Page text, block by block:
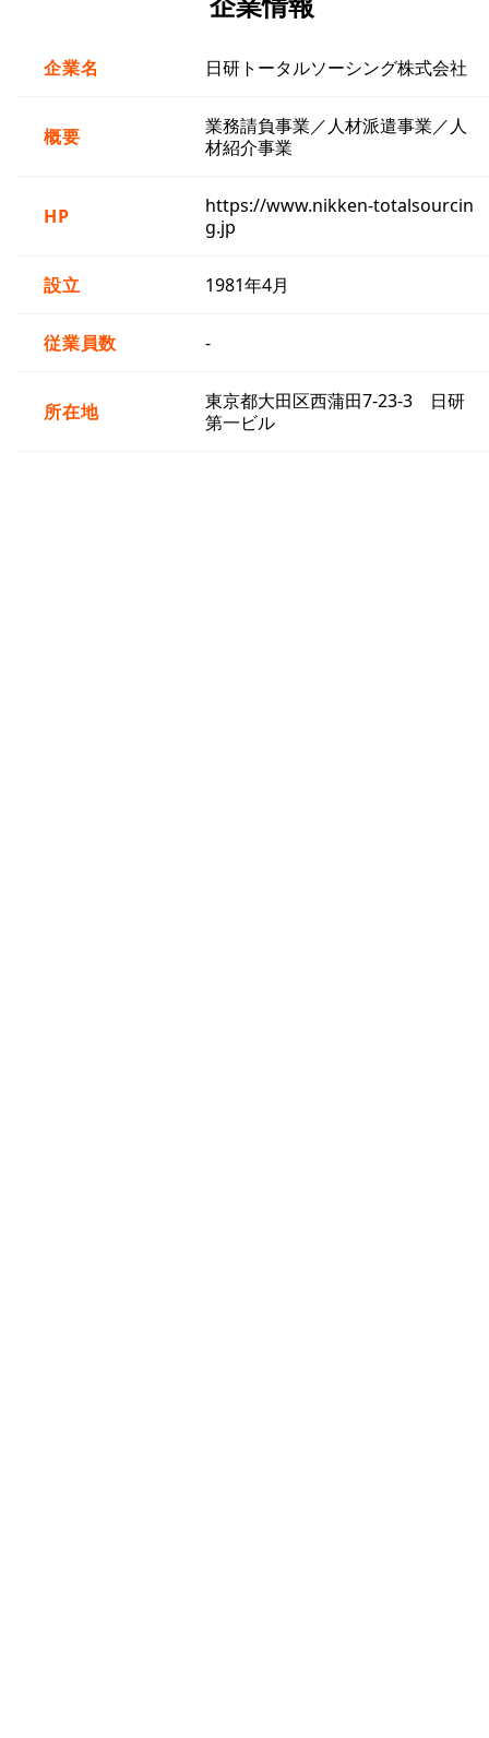
企業名 日研トータルソーシング株式会社
概要
業務請負事業／人材派遣事業／人
材紹介事業
HP
https://www.nikken-totalsourcin
g.jp
設立 1981年4月
従業員数 -
所在地
東京都大田区西蒲田7-23-3 日研
第一ビル